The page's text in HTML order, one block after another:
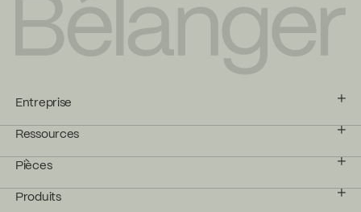
Entreprise
Ressources
Pièces
Produits